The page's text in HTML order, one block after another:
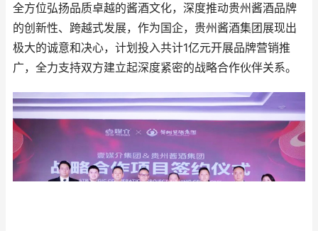
全方位弘扬品质卓越的酱酒文化，深度推动贵州酱酒品牌
的创新性、跨越式发展，作为国企，贵州酱酒集团展现出
极大的诚意和决心，计划投入共计1亿元开展品牌营销推
广，全力支持双方建立起深度紧密的战略合作伙伴关系。